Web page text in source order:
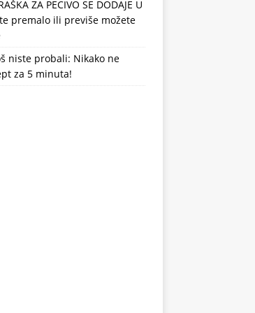
ZA PECIVO SE DODAJE U
premalo ili previše možete
niste probali: Nikako ne
za 5 minuta!